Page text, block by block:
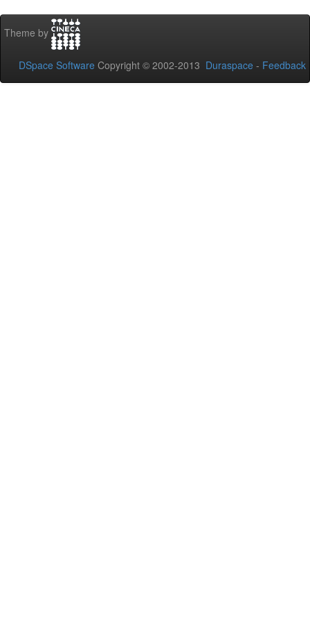
Theme by
DSpace Software Copyright © 2002-2013 Duraspace - Feedback